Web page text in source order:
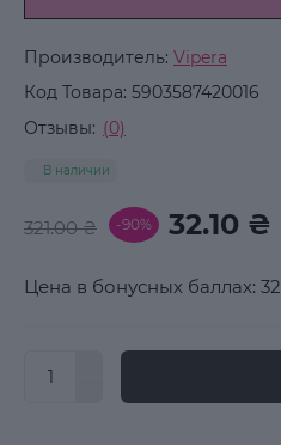
Производитель: Vipera
Код Товара: 5903587420016
Отзывы: (0)
В наличии
321.00 ₴ -90% 32.10 ₴
Цена в бонусных баллах: 32